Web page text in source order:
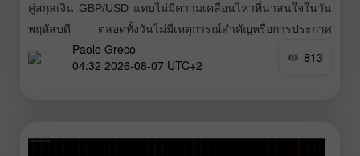
คู่สกุลเงิน GBP/USD แทบไม่มีความเคลื่อนไหวที่น่าสนใจในวัน
พฤหัสบดี ตลอดทั้งวันไม่มีเหตุการณ์สำคัญหรือการประกาศ
ตัวเลขใด ๆ จากทั้งฝั่งสหราชอาณาจักรหรือสหรัฐฯ ที่ทำให้
ตลาดต้องตอบสนอง ดังนั้น ภาวะผันผวนต่ำอีกหนึ่งวันจึงไม่น่า
Paolo Greco
04:32 2026-08-07 UTC+2
813